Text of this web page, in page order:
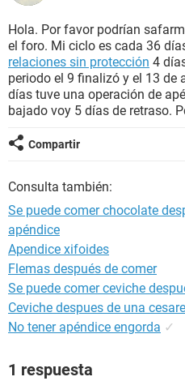
BIENESTAR
SEXUALIDAD
GLOSARIO
Hola. Por favor podrían
el foro. Mi ciclo es cada 36
relaciones sin protección 4
periodo el 9 finalizó y el 13 de
días tuve una operación de
bajado voy 5 días de retraso.
Compartir
Consulta también:
Se puede comer chocolate
apéndice
Apendice xifoides
Flemas después de comer
Se puede comer ceviche
Ceviche despues de una
No tener apéndice engorda ✓
1 respuesta